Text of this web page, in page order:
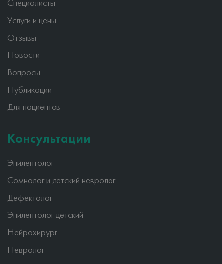
Специалисты
Услуги и цены
Отзывы
Новости
Вопросы
Публикации
Для пациентов
Консультации
Эпилептолог
Сомнолог и детский невролог
Дефектолог
Эпилептолог детский
Нейрохирург
Невролог